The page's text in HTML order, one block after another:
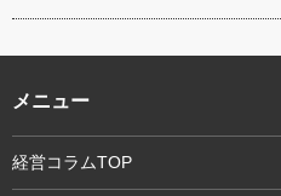
メニュー
経営コラムTOP